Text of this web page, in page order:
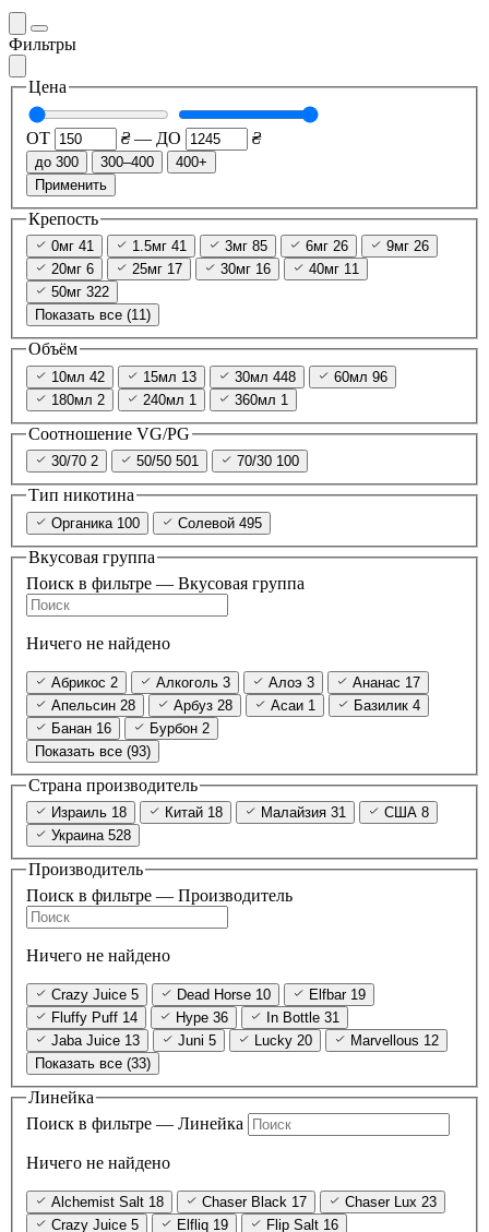
Фильтры
Цена
ОТ ₴ — ДО ₴
до 300 300–400
400+
Применить
Крепость
0мг 41 1.5мг 41 3мг 85 6мг 26 9мг 26
20мг 6 25мг 17 30мг 16 40мг 11
50мг 322
Показать все (11)
Объём
10мл 42 15мл 13 30мл 448 60мл 96
180мл 2 240мл 1 360мл 1
Соотношение VG/PG
30/70 2 50/50 501 70/30 100
Тип никотина
Органика 100 Солевой 495
Вкусовая группа
Поиск в фильтре — Вкусовая группа
Ничего не найдено
Абрикос 2 Алкоголь 3 Алоэ 3 Ананас 17
Апельсин 28 Арбуз 28 Асаи 1 Базилик 4
Банан 16 Бурбон 2
Показать все (93)
Страна производитель
Израиль 18 Китай 18 Малайзия 31 США 8
Украина 528
Производитель
Поиск в фильтре — Производитель
Ничего не найдено
Crazy Juice 5 Dead Horse 10 Elfbar 19
Fluffy Puff 14 Hype 36 In Bottle 31
Jaba Juice 13 Juni 5 Lucky 20 Marvellous 12
Показать все (33)
Линейка
Поиск в фильтре — Линейка
Ничего не найдено
Alchemist Salt 18 Chaser Black 17 Chaser Lux 23
Crazy Juice 5 Elfliq 19 Flip Salt 16